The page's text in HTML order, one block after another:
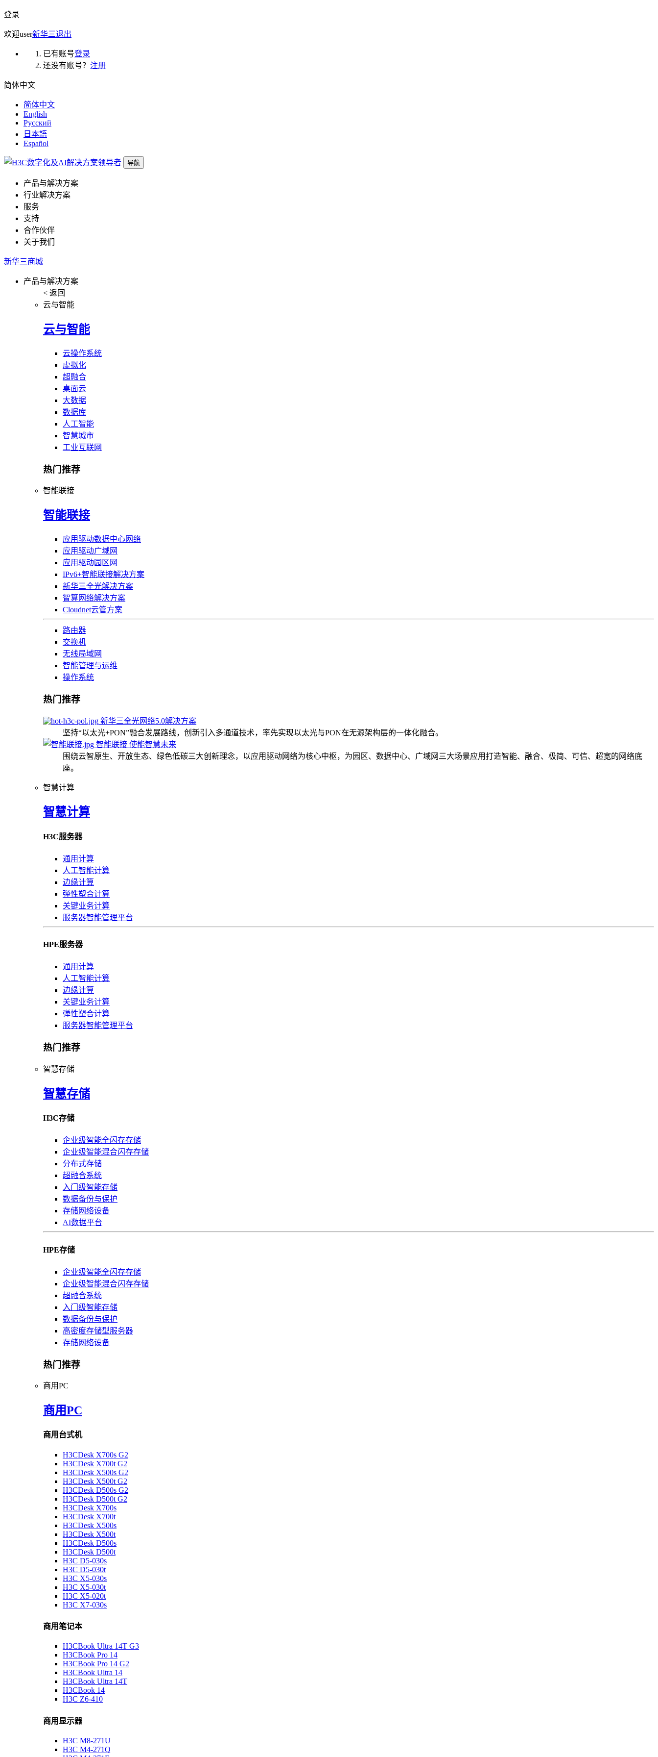
登录
欢迎user新华三退出
已有账号登录
还没有账号？ 注册
简体中文
简体中文
English
Русский
日本語
Español
导航
产品与解决方案
行业解决方案
服务
支持
合作伙伴
关于我们
新华三商城
产品与解决方案
< 返回
云与智能
云与智能
云操作系统
虚拟化
超融合
桌面云
大数据
数据库
人工智能
智慧城市
工业互联网
热门推荐
智能联接
智能联接
应用驱动数据中心网络
应用驱动广域网
应用驱动园区网
IPv6+智能联接解决方案
新华三全光解决方案
智算网络解决方案
Cloudnet云管方案
路由器
交换机
无线局域网
智能管理与运维
操作系统
热门推荐
新华三全光网络5.0解决方案
坚持“以太光+PON”融合发展路线，创新引入多通道技术，率先实现以太光与PON在无源架构层的一体化融合。
智能联接 使能智慧未来
围绕云智原生、开放生态、绿色低碳三大创新理念，以应用驱动网络为核心中枢，为园区、数据中心、广域网三大场景应用打造智能、融合、极简、可信、超宽的网络底
座。
智慧计算
智慧计算
H3C服务器
通用计算
人工智能计算
边缘计算
弹性塑合计算
关键业务计算
服务器智能管理平台
HPE服务器
通用计算
人工智能计算
边缘计算
关键业务计算
弹性塑合计算
服务器智能管理平台
热门推荐
智慧存储
智慧存储
H3C存储
企业级智能全闪存存储
企业级智能混合闪存存储
分布式存储
超融合系统
入门级智能存储
数据备份与保护
存储网络设备
AI数据平台
HPE存储
企业级智能全闪存存储
企业级智能混合闪存存储
超融合系统
入门级智能存储
数据备份与保护
高密度存储型服务器
存储网络设备
热门推荐
商用PC
商用PC
商用台式机
H3CDesk X700s G2
H3CDesk X700t G2
H3CDesk X500s G2
H3CDesk X500t G2
H3CDesk D500s G2
H3CDesk D500t G2
H3CDesk X700s
H3CDesk X700t
H3CDesk X500s
H3CDesk X500t
H3CDesk D500s
H3CDesk D500t
H3C D5-030s
H3C D5-030t
H3C X5-030s
H3C X5-030t
H3C X5-020t
H3C X7-030s
商用笔记本
H3CBook Ultra 14T G3
H3CBook Pro 14
H3CBook Pro 14 G2
H3CBook Ultra 14
H3CBook Ultra 14T
H3CBook 14
H3C Z6-410
商用显示器
H3C M8-271U
H3C M4-271Q